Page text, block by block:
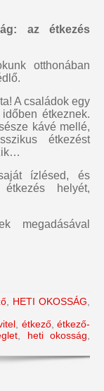
az étkezés
otthonában
A családok egy
étkeznek.
kávé mellé,
étkezést
ízlésed, és
helyét,
megadásával
HETI OKOSSÁG
étkező,étkező-
heti okosság